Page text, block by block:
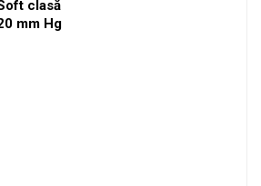
clasă
mm Hg